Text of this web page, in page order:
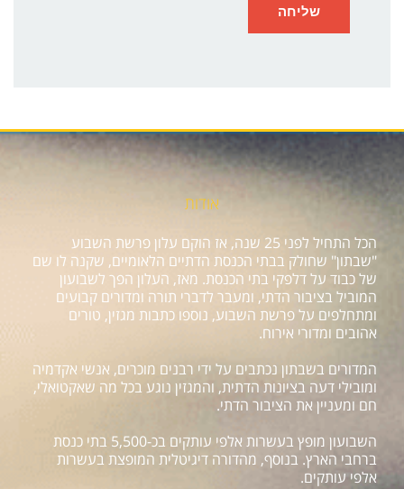
אודות
הכל התחיל לפני 25 שנה, אז הוקם עלון פרשת השבוע
"שבתון" שחולק בבתי הכנסת הדתיים הלאומיים, שקנה לו שם
של כבוד על דלפקי בתי הכנסת. מאז, העלון הפך לשבועון
המוביל בציבור הדתי, ומעבר לדברי תורה ומדורים קבועים
ומתחלפים על פרשת השבוע, נוספו כתבות מגזין, טורים
אהובים ומדורי אירוח.
המדורים בשבתון נכתבים על ידי רבנים מוכרים, אנשי אקדמיה
ומובילי דעה בציונות הדתית, והמגזין נוגע בכל מה שאקטואלי,
חם ומעניין את הציבור הדתי.
השבועון מופץ בעשרות אלפי עותקים בכ-5,500 בתי כנסת
ברחבי הארץ. בנוסף, מהדורה דיגיטלית המופצת בעשרות
אלפי עותקים.